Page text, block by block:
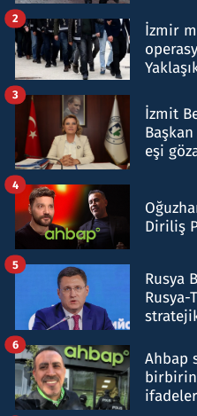
İzmir
2
İzmit
eşi
3
Diriliş
4
Rusya
Rusya-
5
Ahbap
6